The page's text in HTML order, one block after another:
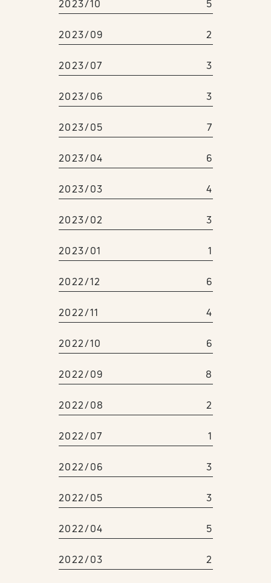
2023/10 5
2023/09 2
2023/07 3
2023/06 3
2023/05 7
2023/04 6
2023/03 4
2023/02 3
2023/01 1
2022/12 6
2022/11 4
2022/10 6
2022/09 8
2022/08 2
2022/07 1
2022/06 3
2022/05 3
2022/04 5
2022/03 2